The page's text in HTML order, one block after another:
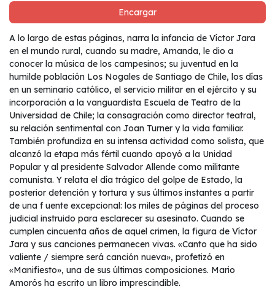
Encargar
A lo largo de estas páginas, narra la infancia de Víctor Jara
en el mundo rural, cuando su madre, Amanda, le dio a
conocer la música de los campesinos; su juventud en la
humilde población Los Nogales de Santiago de Chile, los días
en un seminario católico, el servicio militar en el ejército y su
incorporación a la vanguardista Escuela de Teatro de la
Universidad de Chile; la consagración como director teatral,
su relación sentimental con Joan Turner y la vida familiar.
También profundiza en su intensa actividad como solista, que
alcanzó la etapa más fértil cuando apoyó a la Unidad
Popular y al presidente Salvador Allende como militante
comunista. Y relata el día trágico del golpe de Estado, la
posterior detención y tortura y sus últimos instantes a partir
de una f uente excepcional: los miles de páginas del proceso
judicial instruido para esclarecer su asesinato. Cuando se
cumplen cincuenta años de aquel crimen, la figura de Víctor
Jara y sus canciones permanecen vivas. «Canto que ha sido
valiente / siempre será canción nueva», profetizó en
«Manifiesto», una de sus últimas composiciones. Mario
Amorós ha escrito un libro imprescindible.